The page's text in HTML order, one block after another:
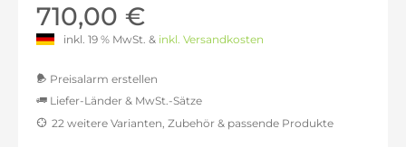
710,00 €
inkl. 19 % MwSt. & inkl. Versandkosten
Preisalarm erstellen
Liefer-Länder & MwSt.-Sätze
22 weitere Varianten, Zubehör & passende Produkte